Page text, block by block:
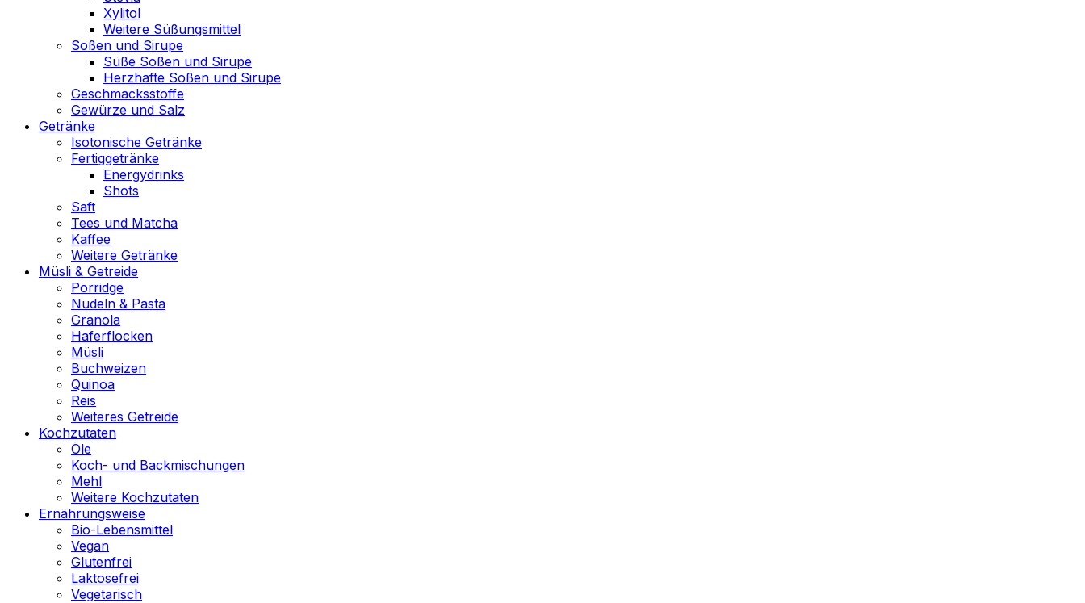
Xylitol
Weitere Süßungsmittel
Soßen und Sirupe
Süße Soßen und Sirupe
Herzhafte Soßen und Sirupe
Geschmacksstoffe
Gewürze und Salz
Getränke
Isotonische Getränke
Fertiggetränke
Energydrinks
Shots
Saft
Tees und Matcha
Kaffee
Weitere Getränke
Müsli & Getreide
Porridge
Nudeln & Pasta
Granola
Haferflocken
Müsli
Buchweizen
Quinoa
Reis
Weiteres Getreide
Kochzutaten
Öle
Koch- und Backmischungen
Mehl
Weitere Kochzutaten
Ernährungsweise
Bio-Lebensmittel
Vegan
Glutenfrei
Laktosefrei
Vegetarisch